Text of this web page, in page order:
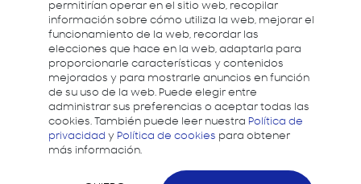
permitirían operar en el sitio web, recopilar
información sobre cómo utiliza la web, mejorar el
funcionamiento de la web, recordar las
elecciones que hace en la web, adaptarla para
proporcionarle características y contenidos
mejorados y para mostrarle anuncios en función
de su uso de la web. Puede elegir entre
administrar sus preferencias o aceptar todas las
cookies. También puede leer nuestra Política de
privacidad y Política de cookies para obtener
más información.